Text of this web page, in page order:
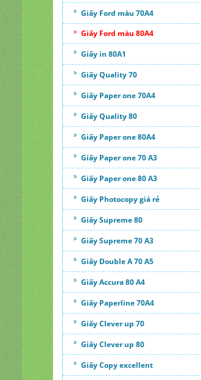
Giấy Ford màu 70A4
Giấy Ford màu 80A4
Giấy in 80A1
Giấy Quality 70
Giấy Paper one 70A4
Giấy Quality 80
Giấy Paper one 80A4
Giấy Paper one 70 A3
Giấy Paper one 80 A3
Giấy Photocopy giá rẻ
Giấy Supreme 80
Giấy Supreme 70 A3
Giấy Double A 70 A5
Giấy Accura 80 A4
Giấy Paperline 70A4
Giấy Clever up 70
Giấy Clever up 80
Giấy Copy excellent